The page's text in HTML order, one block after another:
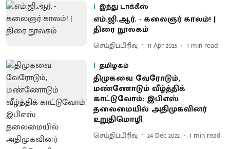
இந்து டாக்கீஸ்
எம்.ஜி.ஆர். - கலைஞர் காலம்! |
திரை நூலகம்
செய்திப்பிரிவு 11 Apr 2025 1 min read
தமிழகம்
திமுகவை வேரோடும்,
மண்ணோடும் வீழ்த்திக்
காட்டுவோம்: இபிஎஸ்
தலைமையில் அதிமுகவினர்
உறுதிமொழி
செய்திப்பிரிவு 24 Dec 2022 1 min read